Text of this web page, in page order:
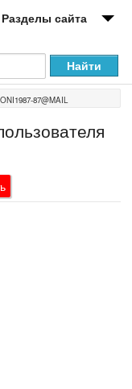
Разделы сайта
87@MAIL